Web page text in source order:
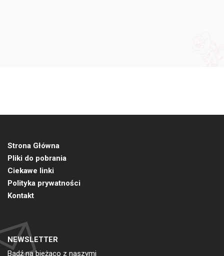
Strona Główna
Pliki do pobrania
Ciekawe linki
Polityka prywatności
Kontakt
NEWSLETTER
Bądź na bieżąco z naszymi